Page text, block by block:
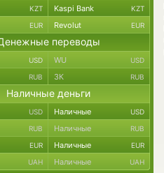
KZT Kaspi Bank KZT
EUR Revolut EUR
переводы
USD WU USD
RUB ЗК RUB
Наличные деньги
USD Наличные USD
RUB Наличные RUB
EUR Наличные EUR
UAH Наличные UAH